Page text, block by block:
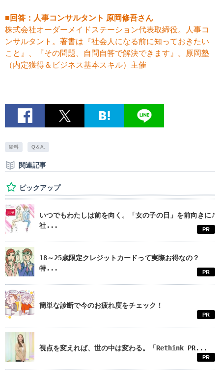
■回答：人事コンサルタント 原岡修吾さん
株式会社オーダーメイドステーション代表取締役。人事コ
ンサルタント。著書は『社会人になる前に知っておきたい
こと』、『その問題、自問自答で解決できます』。原岡塾
（内定獲得＆ビジネス基本スキル）主催
給料 Q＆A.
関連記事
ピックアップ
いつでもわたしは前を向く。「女の子の日」を前向きに♪
社...
PR
18～25歳限定クレジットカードって実際お得なの？
特...
PR
簡単な診断で今のお疲れ度をチェック！
PR
視点を変えれば、世の中は変わる。「Rethink PR...
PR